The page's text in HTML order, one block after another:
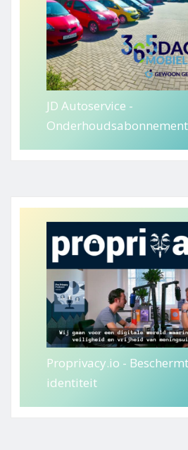
JD Autoservice -
Onderhoudsabonnement
Proprivacy.io -
identiteit